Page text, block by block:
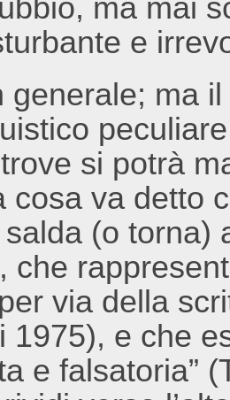
ma mai
e
generale; ma
si potrà
cosa va detto
(o torna)
, che
via della
1975), e che
e falsatoria”